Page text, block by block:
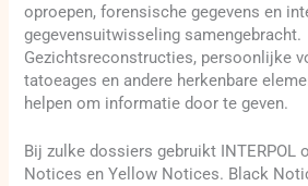
oproepen, forensische gegevens en
gegevensuitwisseling samengebracht.
Gezichtsreconstructies, persoonlijke
tatoeages en andere herkenbare
helpen om informatie door te geven.
Bij zulke dossiers gebruikt INTERPOL
Notices en Yellow Notices. Black